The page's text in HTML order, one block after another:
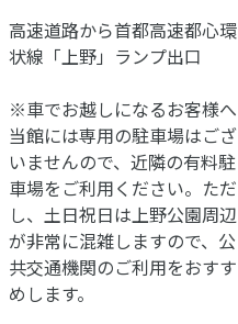
高速道路から首都高速都心環
状線「上野」ランプ出口
※車でお越しになるお客様へ
当館には専用の駐車場はござ
いませんので、近隣の有料駐
車場をご利用ください。ただ
し、土日祝日は上野公園周辺
が非常に混雑しますので、公
共交通機関のご利用をおすす
めします。